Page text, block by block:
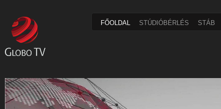
FŐOLDAL STÚDIÓBÉRLÉS STÁB